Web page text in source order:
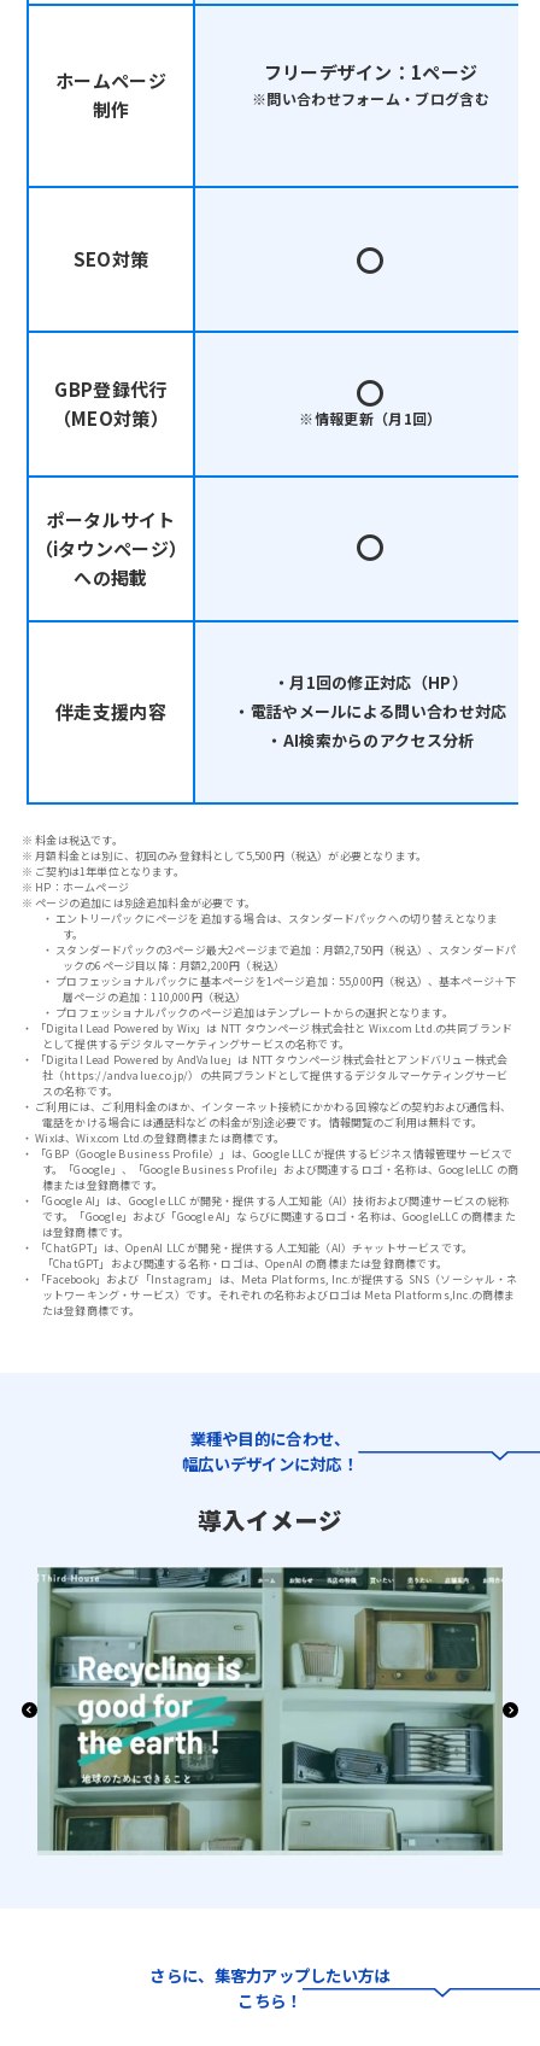
ホームページ
制作
フリーデザイン：1ページ
※問い合わせフォーム・ブログ含む
SEO対策 〇
GBP登録代行
（MEO対策）
〇
※情報更新（月1回）
ポータルサイト
（iタウンページ）
への掲載
〇
伴走支援内容
・月1回の修正対応（HP）
・電話やメールによる問い合わせ対応
・AI検索からのアクセス分析
※ 料金は税込です。
※ 月額料金とは別に、初回のみ登録料として5,500円（税込）が必要となります。
※ ご契約は1年単位となります。
※ HP：ホームページ
※ ページの追加には別途追加料金が必要です。
・ エントリーパックにページを追加する場合は、スタンダードパックへの切り替えとなりま
す。
・ スタンダードパックの3ページ最大2ページまで追加：月額2,750円（税込）、スタンダードパ
ックの6ページ目以降：月額2,200円（税込）
・ プロフェッショナルパックに基本ページを1ページ追加：55,000円（税込）、基本ページ＋下
層ページの追加：110,000円（税込）
・ プロフェッショナルパックのページ追加はテンプレートからの選択となります。
・
「Digital Lead Powered by Wix」は NTT タウンページ株式会社と Wix.com Ltd.の共同ブランド
として提供するデジタルマーケティングサービスの名称です。
・
「Digital Lead Powered by AndValue」は NTT タウンページ株式会社とアンドバリュー株式会
社（https://andvalue.co.jp/）の共同ブランドとして提供するデジタルマーケティングサービ
スの名称です。
・ ご利用には、ご利用料金のほか、インターネット接続にかかわる回線などの契約および通信料、
電話をかける場合には通話料などの料金が別途必要です。情報閲覧のご利用は無料です。
・ Wixは、Wix.com Ltd.の登録商標または商標です。
・
「GBP（Google Business Profile）」は、Google LLC が提供するビジネス情報管理サービスで
す。「Google」、「Google Business Profile」および関連するロゴ・名称は、GoogleLLC の商
標または登録商標です。
・
「Google AI」は、Google LLC が開発・提供する人工知能（AI）技術および関連サービスの総称
です。「Google」および「Google AI」ならびに関連するロゴ・名称は、GoogleLLC の商標また
は登録商標です。
・
「ChatGPT」は、OpenAI LLC が開発・提供する人工知能（AI）チャットサービスです。
「ChatGPT」および関連する名称・ロゴは、OpenAI の商標または登録商標です。
・
「Facebook」および「Instagram」は、Meta Platforms, Inc.が提供する SNS（ソーシャル・ネ
ットワーキング・サービス）です。それぞれの名称およびロゴは Meta Platforms,Inc.の商標ま
たは登録商標です。
業種や目的に合わせ、
幅広いデザインに対応！
導入イメージ
さらに、集客力アップしたい方は
こちら！